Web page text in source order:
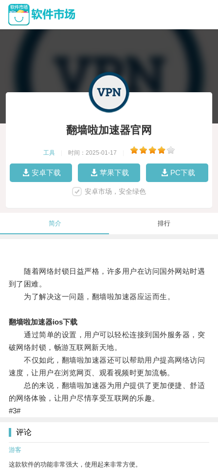
翻墙啦加速器官网
工具 时间：2025-01-17
安卓下载 苹果下载 PC下载
安卓市场，安全绿色
简介 排行
随着网络封锁日益严格，许多用户在访问国外网站时遇
到了困难。
为了解决这一问题，翻墙啦加速器应运而生。
翻墙啦加速器ios下载
通过简单的设置，用户可以轻松连接到国外服务器，突
破网络封锁，畅游互联网新天地。
不仅如此，翻墙啦加速器还可以帮助用户提高网络访问
速度，让用户在浏览网页、观看视频时更加流畅。
总的来说，翻墙啦加速器为用户提供了更加便捷、舒适
的网络体验，让用户尽情享受互联网的乐趣。
#3#
评论
游客
这款软件的功能非常强大，使用起来非常方便。